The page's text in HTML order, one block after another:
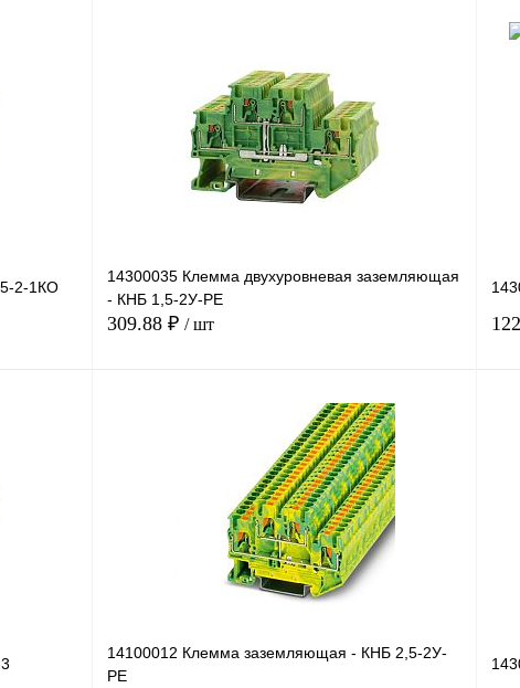
2-1КО
14300035 Клемма двухуровневая заземляющая
- КНБ 1,5-2У-РЕ
309.88 ₽ / шт
В корзину
Сравнение
Под заказ В
14100012 Клемма заземляющая - КНБ 2,5-2У-
PE